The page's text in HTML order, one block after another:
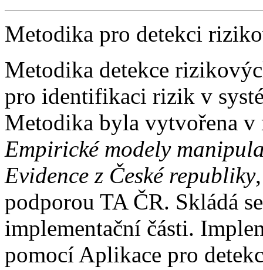
Metodika pro detekci
Metodika detekce
pro identifikaci rizik v
Metodika byla vytvořena
Empirické modely
Evidence z České republiky
podporou TA ČR. Skládá
implementační části.
pomocí Aplikace pro